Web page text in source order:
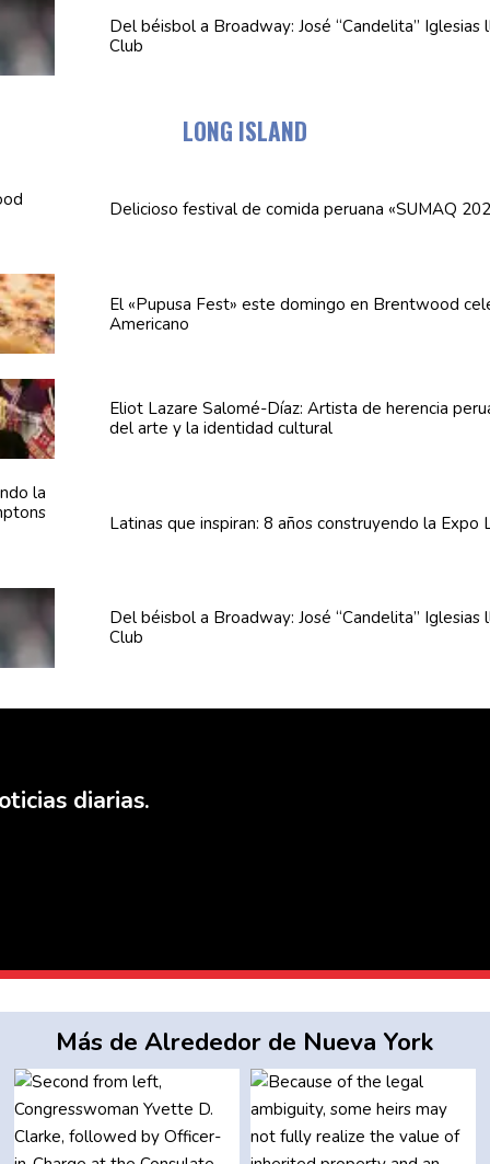
Del béisbol a Broadway: José “Candelita” Iglesias
Club
LONG ISLAND
Delicioso festival de comida peruana «SUMAQ
El «Pupusa Fest» este domingo en Brentwood
Americano
Eliot Lazare Salomé-Díaz: Artista de herencia
del arte y la identidad cultural
Latinas que inspiran: 8 años construyendo la Expo
Del béisbol a Broadway: José “Candelita” Iglesias
Club
diarias.
Más de Alrededor de Nueva York